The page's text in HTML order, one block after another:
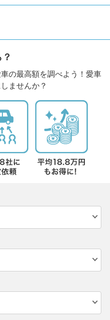
の最高額を調べよう！愛車
ませんか？